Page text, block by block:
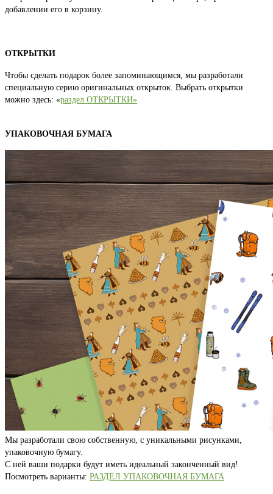
добавлении его в корзину.
ОТКРЫТКИ
Чтобы сделать подарок более запоминающимся, мы разработали
специальную серию оригинальных открыток. Выбрать открытки
можно здесь: «раздел ОТКРЫТКИ»
УПАКОВОЧНАЯ БУМАГА
Мы разработали свою собственную, с уникальными рисунками,
упаковочную бумагу.
С ней ваши подарки будут иметь идеальный законченный вид!
Посмотреть варианты: РАЗДЕЛ УПАКОВОЧНАЯ БУМАГА